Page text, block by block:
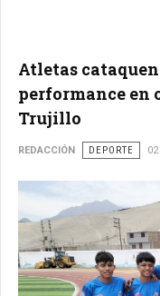
Atletas
performance en
Trujillo
REDACCIÓN DEPORTE